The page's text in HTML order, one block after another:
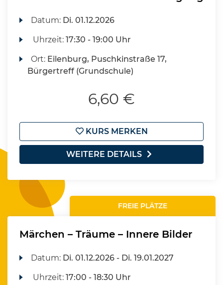
Datum: Di. 01.12.2026
Uhrzeit:17:30 - 19:00 Uhr
Ort: Eilenburg, Puschkinstraße 17,
Bürgertreff (Grundschule)
6,60 €
KURS MERKEN
WEITERE DETAILS
FREIE PLÄTZE
Märchen – Träume – Innere Bilder
Datum: Di. 01.12.2026 - Di. 19.01.2027
Uhrzeit:17:00 - 18:30 Uhr